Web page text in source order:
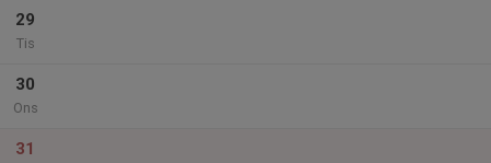
29
Tis
30
Ons
31